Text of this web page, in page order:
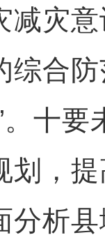
减灾
综合
。十
划，
分析